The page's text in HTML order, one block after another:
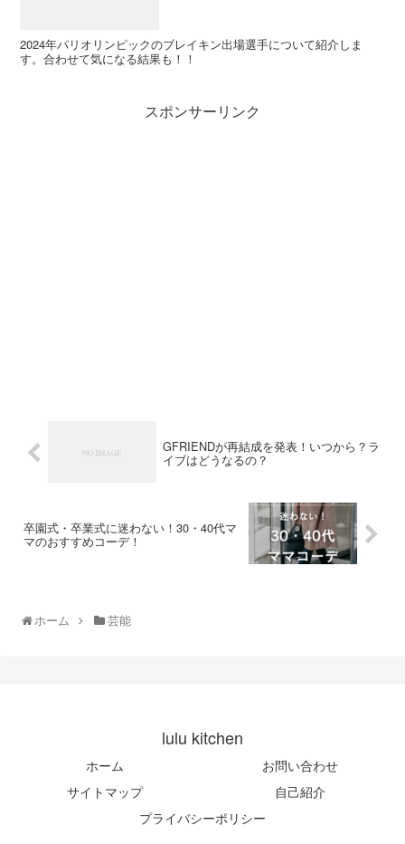
2024年パリオリンピックのブレイキン出場選手について紹介しま
す。合わせて気になる結果も！！
スポンサーリンク
GFRIENDが再結成を発表！いつから？ラ
イブはどうなるの？
卒園式・卒業式に迷わない！30・40代マ
マのおすすめコーデ！
ホーム 芸能
lulu kitchen
ホーム
お問い合わせ
サイトマップ
自己紹介
プライバシーポリシー